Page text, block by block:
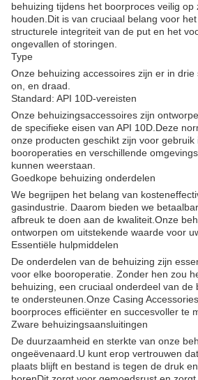
behuizing tijdens het boorproces veilig op
houden.Dit is van cruciaal belang voor
structurele integriteit van de put en het
ongevallen of storingen.
Type
Onze behuizing accessoires zijn er in
on, en draad.
Standard: API 10D-vereisten
Onze behuizingsaccessoires zijn
de specifieke eisen van API 10D.Deze
onze producten geschikt zijn voor
booroperaties en verschillende
kunnen weerstaan.
Goedkope behuizing onderdelen
We begrijpen het belang van
gasindustrie. Daarom bieden we
afbreuk te doen aan de kwaliteit.Onze
ontworpen om uitstekende waarde voor
Essentiële hulpmiddelen
De onderdelen van de behuizing zijn
voor elke booroperatie. Zonder hen zou
behuizing, een cruciaal onderdeel van de
te ondersteunen.Onze Casing
boorproces efficiënter en succesvoller te
Zware behuizingsaansluitingen
De duurzaamheid en sterkte van onze
ongeëvenaard.U kunt erop vertrouwen
plaats blijft en bestand is tegen de druk